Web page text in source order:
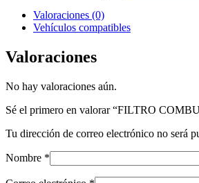
Valoraciones (0)
Vehículos compatibles
Valoraciones
No hay valoraciones aún.
Sé el primero en valorar “FILTRO
Tu dirección de correo electrónico no será
Nombre *